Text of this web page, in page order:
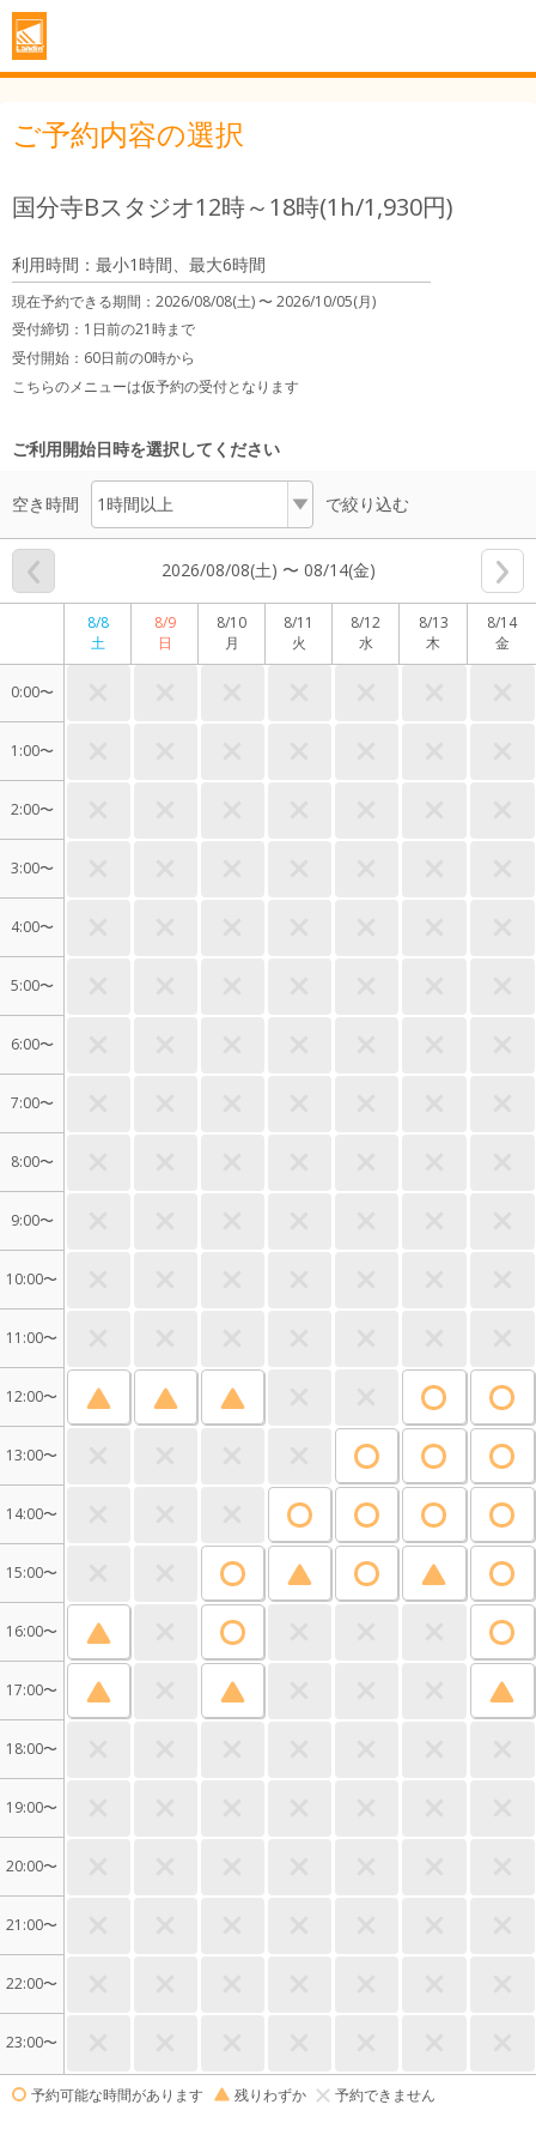
ご予約内容の選択
国分寺Bスタジオ12時～18時(1h/1,930円)
利用時間：最小1時間、最大6時間
現在予約できる期間： 2026/08/08(土) 〜2026/10/05(月)
受付締切： 1日前の21時まで
受付開始： 60日前の0時から
こちらのメニューは仮予約の受付となります
ご利用開始日時を選択してください
空き時間 で絞り込む
2026/08/08(土) 〜 08/14(金)
8/8
土
8/9
日
8/10
月
8/11
火
8/12
水
8/13
木
8/14
金
0:00〜
1:00〜
2:00〜
3:00〜
4:00〜
5:00〜
6:00〜
7:00〜
8:00〜
9:00〜
10:00〜
11:00〜
12:00〜
13:00〜
14:00〜
15:00〜
16:00〜
17:00〜
18:00〜
19:00〜
20:00〜
21:00〜
22:00〜
23:00〜
予約可能な時間があります 残りわずか 予約できません